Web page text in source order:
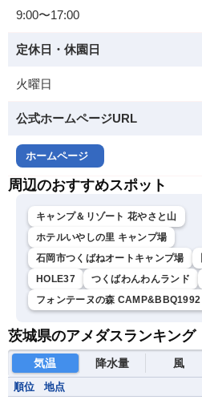
9:00〜17:00
定休日・休園日
火曜日
公式ホームページURL
ホームページ
周辺のおすすめスポット
キャンプ＆リゾート 花やさと山
ホテルいやしの里 キャンプ場
石岡市つくばねオートキャンプ場
HOLE37
つくばわんわんランド
フォンテーヌの森 CAMP&BBQ1992
茨城県のアメダスランキング
気温 降水量 風
順位 地点